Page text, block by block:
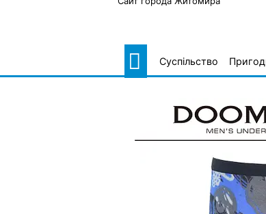
Суспільство